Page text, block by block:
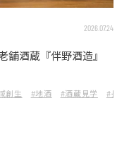
2026.07.24
酒蔵『伴野酒造』
創生 #地酒 #酒蔵見学 #長